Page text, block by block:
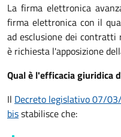
La firma elettronica
firma elettronica con il
ad esclusione dei
è richiesta l'apposizione
Qual è l'efficacia giuridica
Il Decreto legislativo 07/
bisstabilisce che: